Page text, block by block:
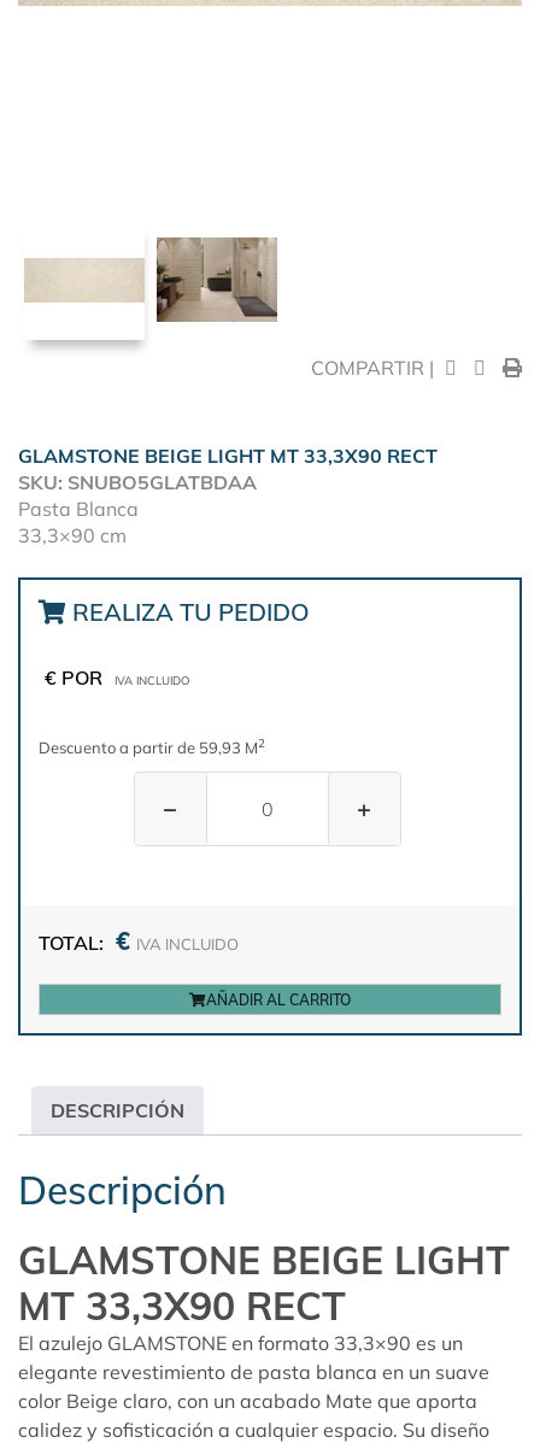
COMPARTIR |
GLAMSTONE BEIGE LIGHT MT 33,3X90 RECT
SKU: SNUBO5GLATBDAA
Pasta Blanca
33,3×90 cm
REALIZA TU PEDIDO
€ POR IVA INCLUIDO
Descuento a partir de 59,93 M2
− +
TOTAL: € IVA INCLUIDO
AÑADIR AL CARRITO
DESCRIPCIÓN
Descripción
GLAMSTONE BEIGE LIGHT
MT 33,3X90 RECT
El azulejo GLAMSTONE en formato 33,3×90 es un
elegante revestimiento de pasta blanca en un suave
color Beige claro, con un acabado Mate que aporta
calidez y sofisticación a cualquier espacio. Su diseño